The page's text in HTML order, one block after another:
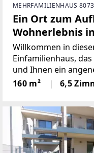
MEHRFAMILIENHAUS
Ein Ort zum
Wohnerlebnis
Willkommen in
Einfamilienhaus,
und Ihnen ein
Das Haus ist hell
sich gut für
160 m² 6,5